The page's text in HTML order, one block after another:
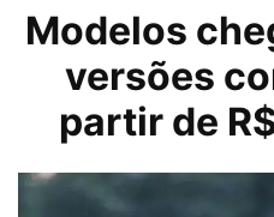
Modelos
versões
partir de